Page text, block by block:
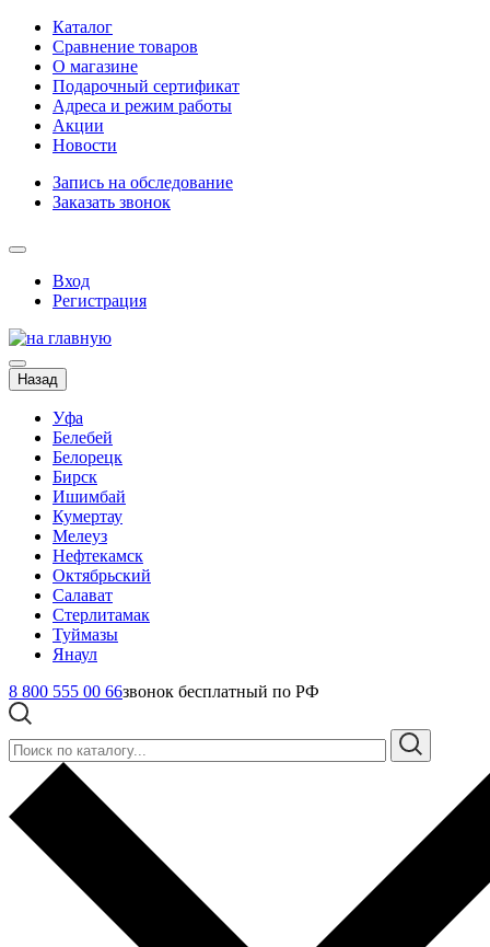
Каталог
Сравнение товаров
О магазине
Подарочный сертификат
Адреса и режим работы
Акции
Новости
Запись на обследование
Заказать звонок
Вход
Регистрация
Назад
Уфа
Белебей
Белорецк
Бирск
Ишимбай
Кумертау
Мелеуз
Нефтекамск
Октябрьский
Салават
Стерлитамак
Туймазы
Янаул
8 800 555 00 66звонок бесплатный по РФ